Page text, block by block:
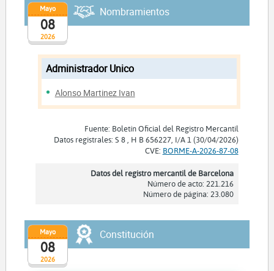
2026
Mayo
08
Nombramientos
Administrador Unico
Alonso Martinez Ivan
Fuente: Boletín Oficial del Registro Mercantil
Datos registrales: S 8 , H B 656227, I/A 1 (30/04/2026)
CVE: BORME-A-2026-87-08
Datos del registro mercantil de Barcelona
Número de acto: 221.216
Número de página: 23.080
2026
Mayo
08
Constitución